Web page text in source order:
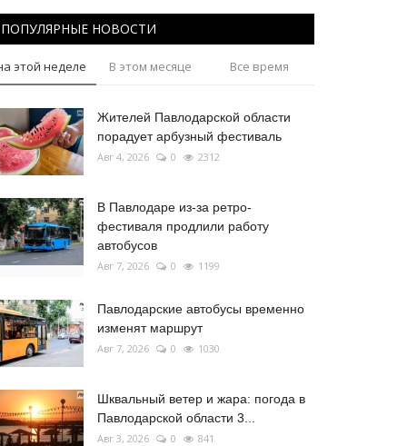
ПОПУЛЯРНЫЕ НОВОСТИ
этой неделе В этом месяце Все время
Жителей Павлодарской области
порадует арбузный фестиваль
Авг 4, 2026 0 2312
В Павлодаре из-за ретро-
фестиваля продлили работу
автобусов
Авг 7, 2026 0 1199
Павлодарские автобусы временно
изменят маршрут
Авг 7, 2026 0 1030
Шквальный ветер и жара: погода в
Павлодарской области 3...
Авг 3, 2026 0 841